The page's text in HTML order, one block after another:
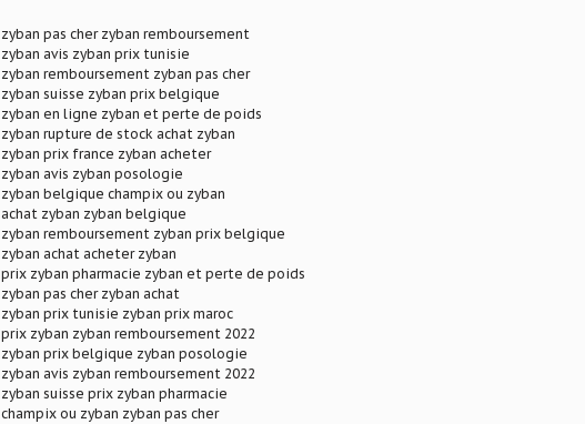
zyban pas cher zyban remboursement
zyban avis zyban prix tunisie
zyban remboursement zyban pas cher
zyban suisse zyban prix belgique
zyban en ligne zyban et perte de poids
zyban rupture de stock achat zyban
zyban prix france zyban acheter
zyban avis zyban posologie
zyban belgique champix ou zyban
achat zyban zyban belgique
zyban remboursement zyban prix belgique
zyban achat acheter zyban
prix zyban pharmacie zyban et perte de poids
zyban pas cher zyban achat
zyban prix tunisie zyban prix maroc
prix zyban zyban remboursement 2022
zyban prix belgique zyban posologie
zyban avis zyban remboursement 2022
zyban suisse prix zyban pharmacie
champix ou zyban zyban pas cher